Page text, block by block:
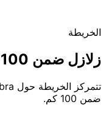
الخريطة
زلازل ضمن 100 كم من Alhambra
ضمن 100 كم.